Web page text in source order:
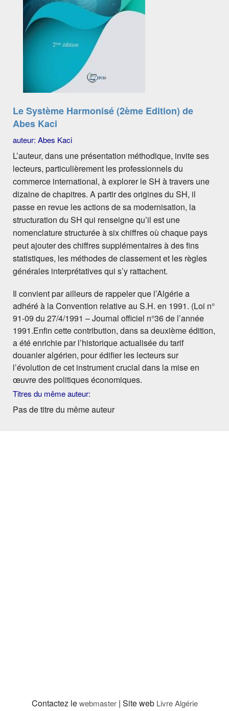
Le Système Harmonisé (2ème Edition) de
Abes Kaci
auteur: Abes Kaci
L’auteur, dans une présentation méthodique, invite ses
lecteurs, particulièrement les professionnels du
commerce international, à explorer le SH à travers une
dizaine de chapitres. A partir des origines du SH, il
passe en revue les actions de sa modernisation, la
structuration du SH qui renseigne qu’il est une
nomenclature structurée à six chiffres où chaque pays
peut ajouter des chiffres supplémentaires à des fins
statistiques, les méthodes de classement et les règles
générales interprétatives qui s’y rattachent.
Il convient par ailleurs de rappeler que l’Algérie a
adhéré à la Convention relative au S.H. en 1991. (Loi n°
91-09 du 27/4/1991 – Journal officiel n°36 de l’année
1991.Enfin cette contribution, dans sa deuxième édition,
a été enrichie par l’historique actualisée du tarif
douanier algérien, pour édifier les lecteurs sur
l’évolution de cet instrument crucial dans la mise en
œuvre des politiques économiques.
Titres du même auteur:
Pas de titre du même auteur
Contactez lewebmaster| Site web Livre Algérie